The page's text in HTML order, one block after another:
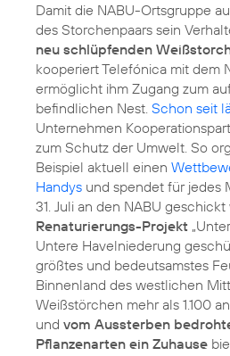
Damit die NABU-Ortsgruppe
des Storchenpaars sein
neu schlüpfenden
kooperiert Telefónica mit dem
ermöglicht ihm Zugang zum
befindlichen Nest. Schon seit
Unternehmen
zum Schutz der Umwelt. So
Beispiel aktuell einen
Handys und spendet für jedes
31. Juli an den NABU
Renaturierungs-Projekt
Untere Havelniederung
größtes und bedeutsamstes
Binnenland des westlichen
Weißstörchen mehr als 1.100
und vom Aussterben
Pflanzenarten ein Zuhause